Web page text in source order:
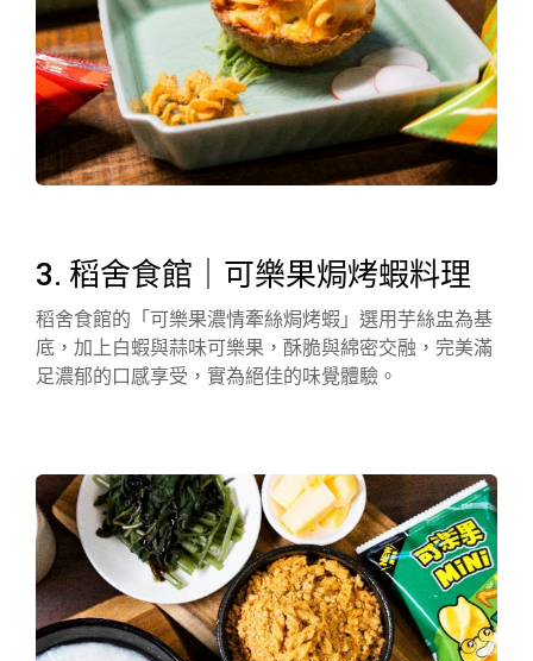
3. 稻舍食館｜可樂果焗烤蝦料理
稻舍食館的「可樂果濃情牽絲焗烤蝦」選用芋絲盅為基
底，加上白蝦與蒜味可樂果，酥脆與綿密交融，完美滿
足濃郁的口感享受，實為絕佳的味覺體驗。